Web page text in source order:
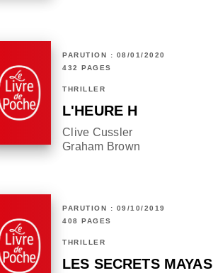
PARUTION : 08/01/2020
432 PAGES
THRILLER
L'HEURE H
Clive Cussler
Graham Brown
PARUTION : 09/10/2019
408 PAGES
THRILLER
LES SECRETS MAYAS